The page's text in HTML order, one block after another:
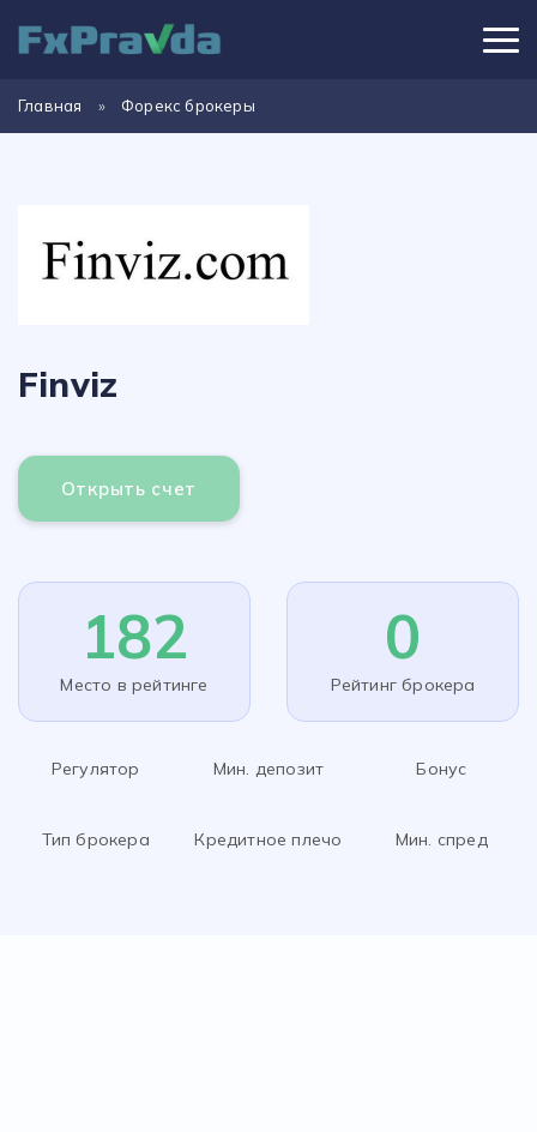
Главная » Форекс брокеры
Finviz
Открыть счет
182
Место в рейтинге
0
Рейтинг брокера
Регулятор Мин. депозит Бонус
Тип брокера Кредитное плечо Мин. спред